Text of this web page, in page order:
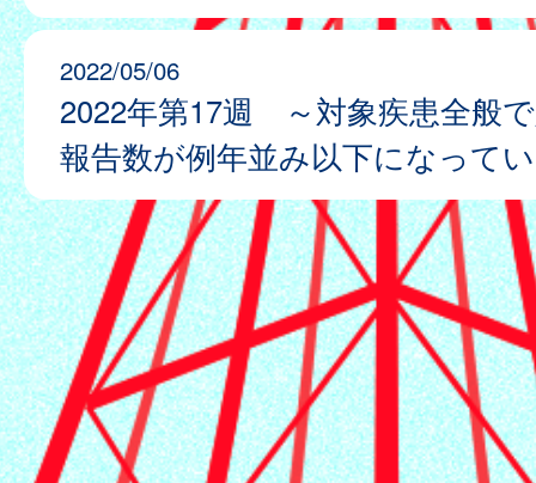
2022/05/06
2022年第17週 ～対象疾患全般
報告数が例年並み以下になって